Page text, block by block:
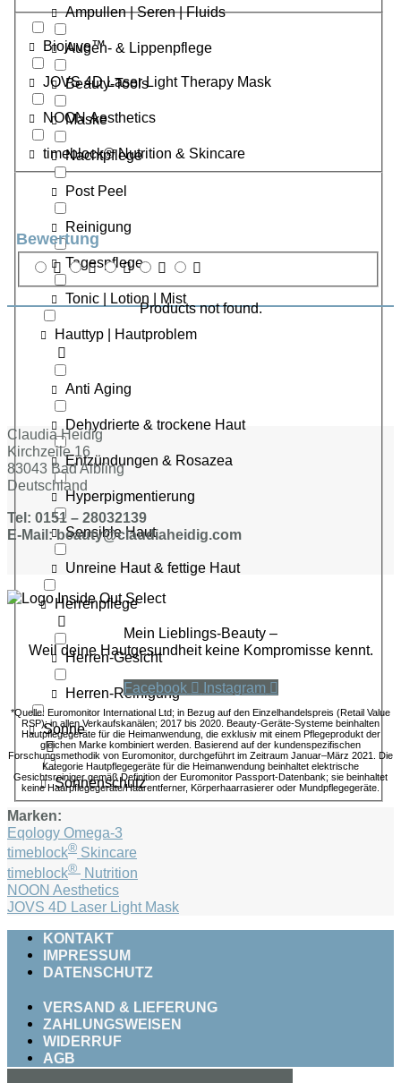
Ampullen | Seren | Fluids
Augen- & Lippenpflege
Beauty-Tools
Maske
Nachtpflege
Post Peel
Reinigung
Tagespflege
Tonic | Lotion | Mist
Hauttyp | Hautproblem
Anti Aging
Dehydrierte & trockene Haut
Entzündungen & Rosazea
Hyperpigmentierung
Sensible Haut
Unreine Haut & fettige Haut
Herrenpflege
Herren-Gesicht
Herren-Reinigung
Sonne
Sonnenschutz
Biojuve™
JOVS 4D Laser Light Therapy Mask
NOON Aesthetics
timeblock® Nutrition & Skincare
Bewertung
Products not found.
Claudia Heidig
Kirchzeile 16
83043 Bad Aibling
Deutschland
Tel: 0151 – 28032139
E-Mail: beauty@claudiaheidig.com
Mein Lieblings-Beauty –
Weil deine Hautgesundheit keine Kompromisse kennt.
Facebook Instagram
*Quelle: Euromonitor International Ltd; in Bezug auf den Einzelhandelspreis (Retail Value
RSP); in allen Verkaufskanälen; 2017 bis 2020. Beauty-Geräte-Systeme beinhalten
Hautpflegegeräte für die Heimanwendung, die exklusiv mit einem Pflegeprodukt der
gleichen Marke kombiniert werden. Basierend auf der kundenspezifischen
Forschungsmethodik von Euromonitor, durchgeführt im Zeitraum Januar–März 2021. Die
Kategorie Hautpflegegeräte für die Heimanwendung beinhaltet elektrische
Gesichtsreiniger gemäß Definition der Euromonitor Passport-Datenbank; sie beinhaltet
keine Haarpflegegeräte/Haarentferner, Körperhaarrasierer oder Mundpflegegeräte.
Marken:
Eqology Omega-3
timeblock® Skincare
timeblock® Nutrition
NOON Aesthetics
JOVS 4D Laser Light Mask
KONTAKT
IMPRESSUM
DATENSCHUTZ
VERSAND & LIEFERUNG
ZAHLUNGSWEISEN
WIDERRUF
AGB